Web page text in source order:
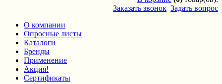
Заказать звонок Задать вопрос
О компании
Опросные листы
Каталоги
Бренды
Применение
Акция!
Сертификаты